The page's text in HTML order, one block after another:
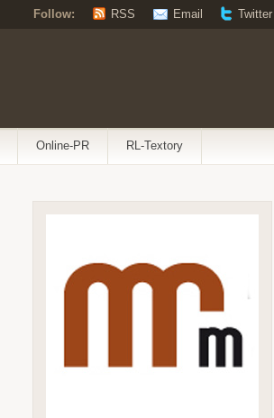
Follow: RSS Email Twitter
Online-PR RL-Textory